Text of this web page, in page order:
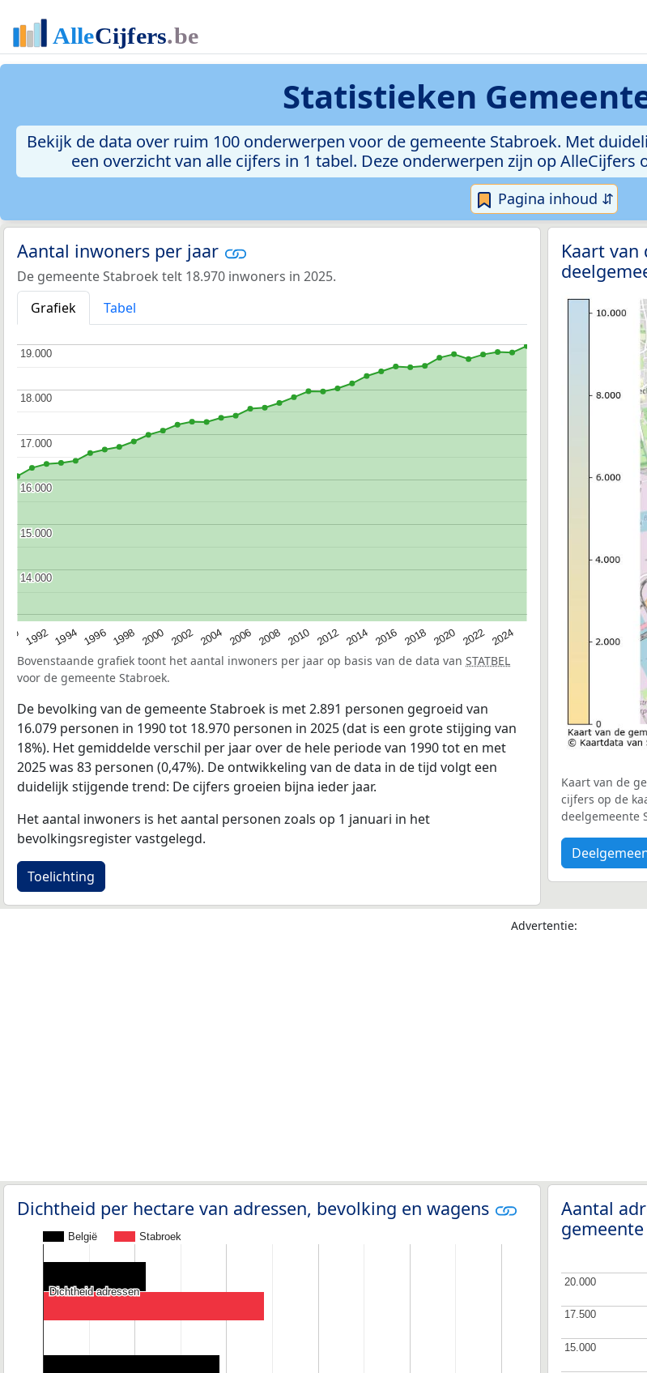
Statistieken
Bekijk de data over ruim 100 onderwerpen voor de gemeente Stabroek. Met
een overzicht van alle cijfers in 1 tabel. Deze onderwerpen zijn op
Pagina inhoud ⇵
Aantal inwoners per jaar
De gemeente Stabroek telt 18.970 inwoners in 2025.
Grafiek
Tabel
1992 1994 1996 1998 2000 2002 2004 2006 2008 2010 2012 2014 2016 2018 2020 2022 2024
14.000
14.000
15.000
15.000
16.000
16.000
17.000
17.000
18.000
18.000
19.000
19.000
Bovenstaande grafiek toont het aantal inwoners per jaar op basis van de data van STATBEL
voor de gemeente Stabroek.
De bevolking van de gemeente Stabroek is met 2.891 personen gegroeid van
16.079 personen in 1990 tot 18.970 personen in 2025 (dat is een grote stijging van
18%). Het gemiddelde verschil per jaar over de hele periode van 1990 tot en met
2025 was 83 personen (0,47%). De ontwikkeling van de data in de tijd volgt een
duidelijk stijgende trend: De cijfers groeien bijna ieder jaar.
Het aantal inwoners is het aantal personen zoals op 1 januari in het
bevolkingsregister vastgelegd.
Toelichting
Kaart
Kaart van de
cijfers op de
deelgemeente
Advertentie:
Dichtheid per hectare van adressen, bevolking en wagens
België Stabroek
Dichtheid adressen
Dichtheid adressen
Aantal
15.000
15.000
17.500
17.500
20.000
20.000